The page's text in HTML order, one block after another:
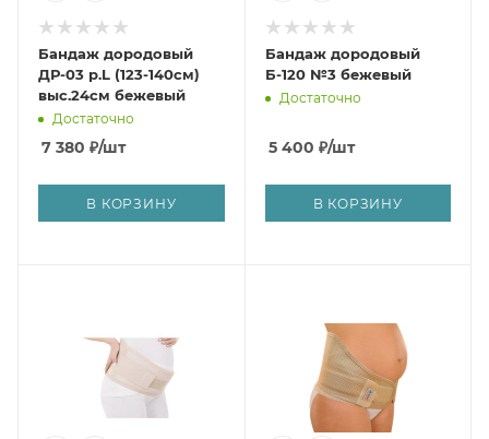
Бандаж дородовый
ДР-03 р.L (123-140см)
выс.24см бежевый
Достаточно
7 380 ₽/шт
В КОРЗИНУ
Бандаж дородовый
Б-120 №3 бежевый
Достаточно
5 400 ₽/шт
В КОРЗИНУ